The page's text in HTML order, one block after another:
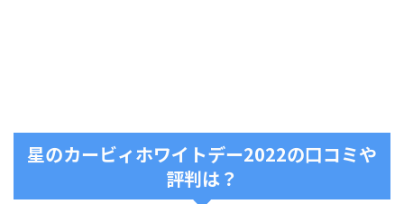
星のカービィホワイトデー2022の口コミや
評判は？